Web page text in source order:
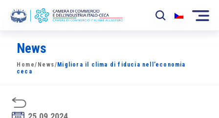
La Camera
News
Sviluppo Mercato
News
Home/ News/ Migliora il clima di fiducia nell’economia
ceca